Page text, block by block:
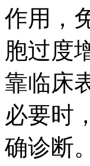
作用，
胞过度
靠临床
必要时
确诊断